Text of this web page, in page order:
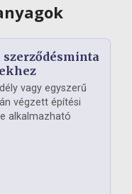
vagy egyszerű
végzett építési
alkalmazható